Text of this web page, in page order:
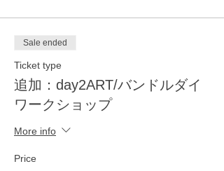
Sale ended
Ticket type
追加：day2ART/バンドルダイ
ワークショップ
More info
Price